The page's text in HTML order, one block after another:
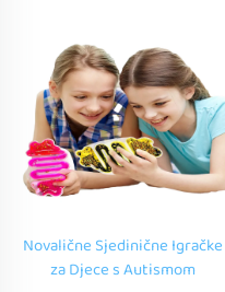
Autističnu Dječaku
Novalične Sjedinične Igračke
za Djece s Autismom